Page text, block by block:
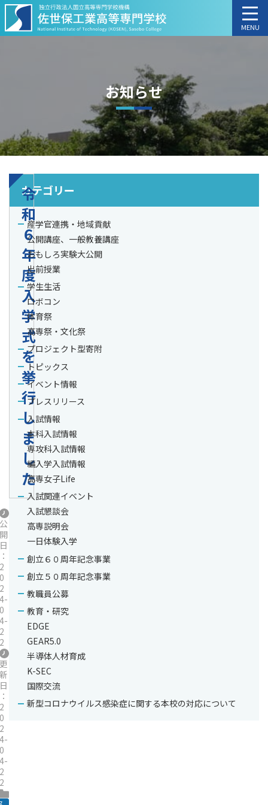
MENU
お知らせ
令
和
６
年
度
入
学
式
を
挙
行
し
ま
し
た
公
開
日
：
2
0
2
4-
0
4-
2
2
更
新
日
：
2
0
2
4-
0
4-
2
2
カテゴリー
産学官連携・地域貢献
公開講座、一般教養講座
おもしろ実験大公開
出前授業
学生生活
ロボコン
体育祭
高専祭・文化祭
プロジェクト型寄附
トピックス
イベント情報
プレスリリース
入試情報
本科入試情報
専攻科入試情報
編入学入試情報
高専女子Life
入試関連イベント
入試懇談会
高専説明会
一日体験入学
創立６０周年記念事業
創立５０周年記念事業
教職員公募
教育・研究
EDGE
GEAR5.0
半導体人材育成
K-SEC
国際交流
新型コロナウイルス感染症に関する本校の対応について